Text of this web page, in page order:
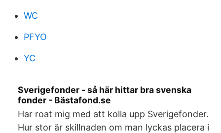
WC
PFYO
YC
Sverigefonder - så här hittar bra svenska
fonder - Bästafond.se
Har roat mig med att kolla upp Sverigefonder.
Hur stor är skillnaden om man lyckas placera i